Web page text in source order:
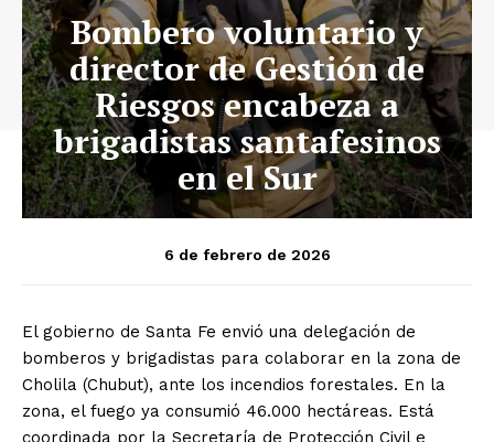
Bombero voluntario y
director de Gestión de
Riesgos encabeza a
brigadistas santafesinos
en el Sur
6 de febrero de 2026
El gobierno de Santa Fe envió una delegación de
bomberos y brigadistas para colaborar en la zona de
Cholila (Chubut), ante los incendios forestales. En la
zona, el fuego ya consumió 46.000 hectáreas. Está
coordinada por la Secretaría de Protección Civil e